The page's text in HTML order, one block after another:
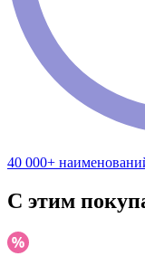
40 000+
С этим